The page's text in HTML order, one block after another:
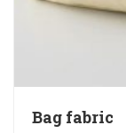
Bag fabric